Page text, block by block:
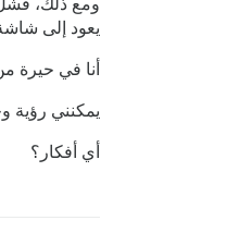
يعود إلى
أنا في حيرة
يمكنني رؤية
أي أفكار؟